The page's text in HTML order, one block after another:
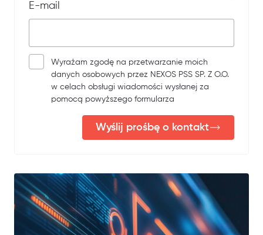
E-mail
Wyrażam zgodę na przetwarzanie moich
danych osobowych przez NEXOS PSS SP. Z O.O.
w celach obsługi wiadomości wysłanej za
pomocą powyższego formularza
Wyślij prośbę o kontakt